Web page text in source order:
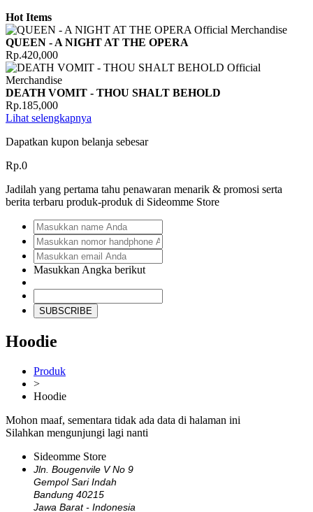
Hot Items
QUEEN - A NIGHT AT THE OPERA
Rp.420,000
DEATH VOMIT - THOU SHALT BEHOLD
Rp.185,000
Lihat selengkapnya
Dapatkan kupon belanja sebesar
Rp.0
Jadilah yang pertama tahu penawaran menarik & promosi serta
berita terbaru produk-produk di Sideomme Store
Masukkan Angka berikut
SUBSCRIBE
Hoodie
Produk
>
Hoodie
Mohon maaf, sementara tidak ada data di halaman ini
Silahkan mengunjungi lagi nanti
Sideomme Store
Jln. Bougenvile V No 9
Gempol Sari Indah
Bandung 40215
Jawa Barat - Indonesia